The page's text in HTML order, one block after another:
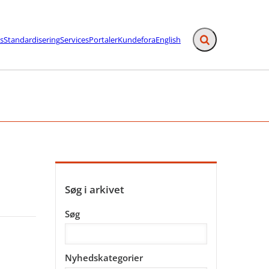
StandardiseringServicesPortalerKundeforaEnglish Fold søgefelt ud
- Flere links
Søg i arkivet
Søg
Nyhedskategorier